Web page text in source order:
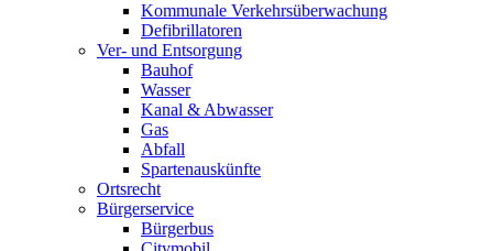
Kommunale Verkehrsüberwachung
Defibrillatoren
Ver- und Entsorgung
Bauhof
Wasser
Kanal & Abwasser
Gas
Abfall
Spartenauskünfte
Ortsrecht
Bürgerservice
Bürgerbus